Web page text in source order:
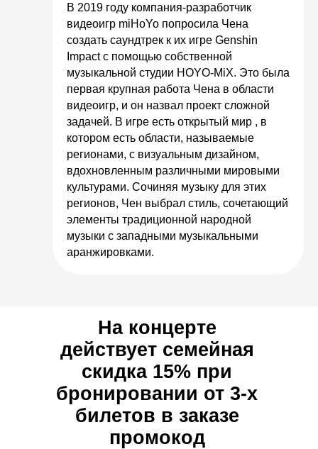
В 2019 году компания-разработчик
видеоигр miHoYo попросила Чена
создать саундтрек к их игре Genshin
Impact с помощью собственной
музыкальной студии HOYO-MiX. Это была
первая крупная работа Чена в области
видеоигр, и он назвал проект сложной
задачей. В игре есть открытый мир , в
котором есть области, называемые
регионами, с визуальным дизайном,
вдохновленным различными мировыми
культурами. Сочиняя музыку для этих
регионов, Чен выбрал стиль, сочетающий
элементы традиционной народной
музыки с западными музыкальными
аранжировками.
На концерте
действует семейная
скидка 15% при
бронировании от 3-х
билетов в заказе
промокод